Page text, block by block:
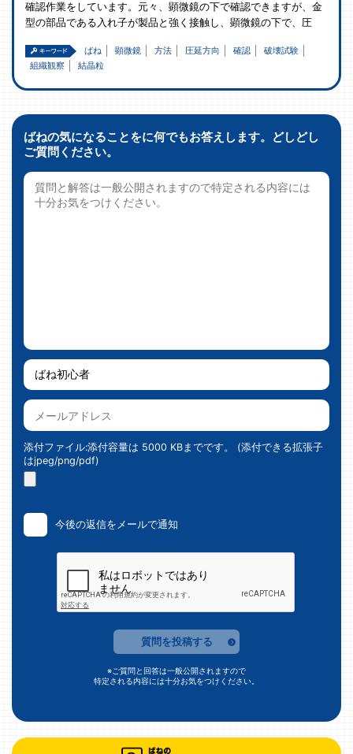
確認作業をしています。元々、顕微鏡の下で確認できますが、金
型の部品である入れ子が製品と強く接触し、顕微鏡の下で、圧
ばね 顕微鏡 方法 圧延方向 確認
破壊試験
組織観察
結晶粒
ばねの気になることをに何でもお答えします。どしどし
ご質問ください。
添付ファイル:添付容量は 5000 KBまでです。 (添付できる拡張子
はjpeg/png/pdf)
今後の返信をメールで通知
質問を投稿する
※ご質問と回答は一般公開されますので
特定される内容には十分お気をつけください。